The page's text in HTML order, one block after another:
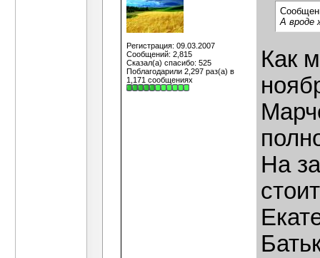
Регистрация: 09.03.2007
Сообщений: 2,815
Сказал(а) спасибо: 525
Поблагодарили 2,297 раз(а) в
1,171 сообщениях
А вроде
Как
На